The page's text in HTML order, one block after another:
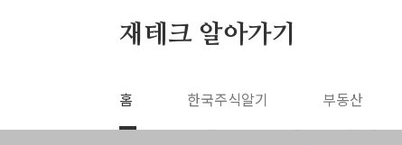
재테크 알아가기
홈 한국주식알기 부동산